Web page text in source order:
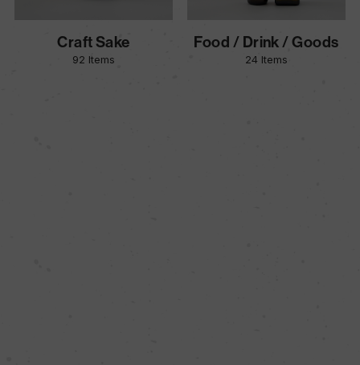
Craft Sake
92 Items
Food / Drink / Goods
24 Items